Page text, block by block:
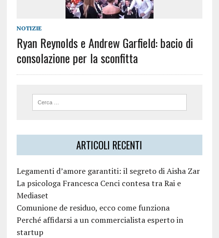
NOTIZIE
Ryan Reynolds e Andrew Garfield: bacio di
consolazione per la sconfitta
ARTICOLI RECENTI
Legamenti d’amore garantiti: il segreto di Aisha Zar
La psicologa Francesca Cenci contesa tra Rai e
Mediaset
Comunione de residuo, ecco come funziona
Perché affidarsi a un commercialista esperto in
startup